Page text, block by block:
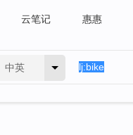
云笔记 惠惠
中英